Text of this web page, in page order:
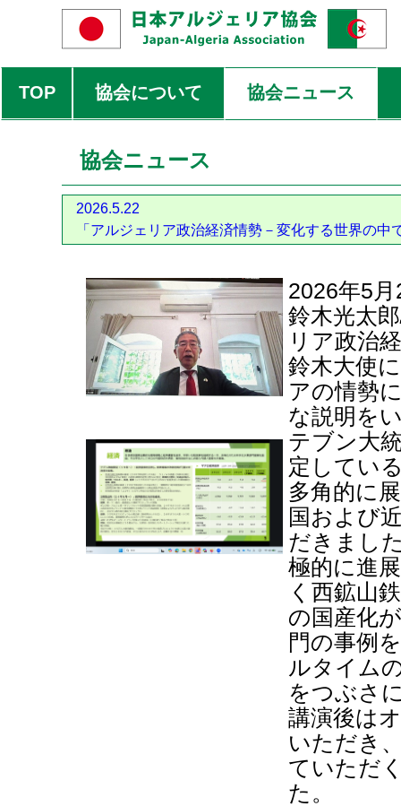
TOP 協会について 協会ニュース
協会ニュース
2026.5.22
「アルジェリア政治経済情勢－変化する世界の
2026年5
鈴木光太
リア政治
鈴木大使
アの情勢
な説明を
テブン大
定してい
多角的に
国および
だきまし
極的に進
く西鉱山
の国産化
門の事例
ルタイム
をつぶさ
講演後は
いただき
ていただ
た。